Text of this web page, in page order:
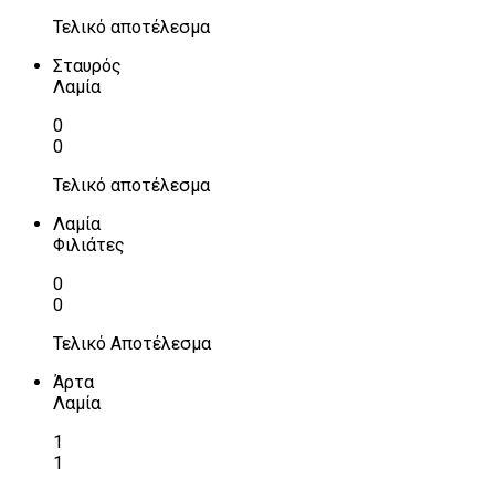
Τελικό αποτέλεσμα
Σταυρός
Λαμία
0
0
Τελικό αποτέλεσμα
Λαμία
Φιλιάτες
0
0
Τελικό Αποτέλεσμα
Άρτα
Λαμία
1
1